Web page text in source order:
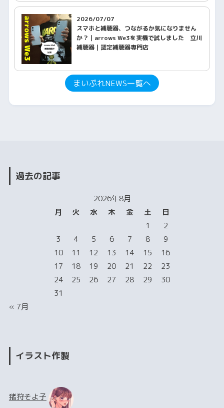
2026/07/07
スマホと補聴器、つながるか気になりません
か？｜arrows We3を実機で試しました 立川
補聴器｜認定補聴器専門店
まいぷれNEWS一覧へ
過去の記事
2026年8月
月
火 水 木 金 土
日
1
2
3
4 5 6 7 8
9
10
11 12 13 14 15
16
17
18 19 20 21 22
23
24
25 26 27 28 29
30
31
« 7月
イラスト作製
猪狩そよ子